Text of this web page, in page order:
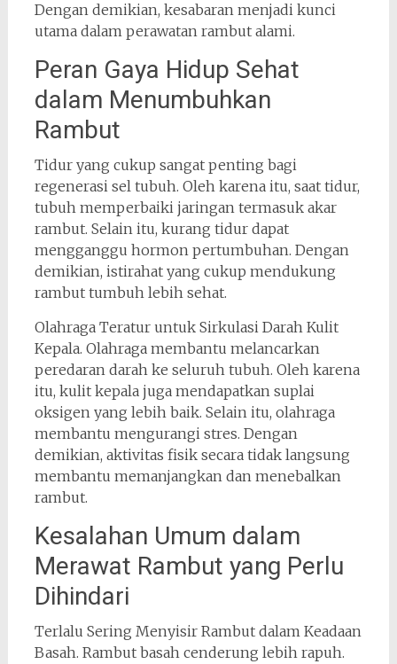
Dengan demikian, kesabaran menjadi kunci
utama dalam perawatan rambut alami.
Peran Gaya Hidup Sehat
dalam Menumbuhkan
Rambut
Tidur yang cukup sangat penting bagi
regenerasi sel tubuh. Oleh karena itu, saat tidur,
tubuh memperbaiki jaringan termasuk akar
rambut. Selain itu, kurang tidur dapat
mengganggu hormon pertumbuhan. Dengan
demikian, istirahat yang cukup mendukung
rambut tumbuh lebih sehat.
Olahraga Teratur untuk Sirkulasi Darah Kulit
Kepala. Olahraga membantu melancarkan
peredaran darah ke seluruh tubuh. Oleh karena
itu, kulit kepala juga mendapatkan suplai
oksigen yang lebih baik. Selain itu, olahraga
membantu mengurangi stres. Dengan
demikian, aktivitas fisik secara tidak langsung
membantu memanjangkan dan menebalkan
rambut.
Kesalahan Umum dalam
Merawat Rambut yang Perlu
Dihindari
Terlalu Sering Menyisir Rambut dalam Keadaan
Basah. Rambut basah cenderung lebih rapuh.